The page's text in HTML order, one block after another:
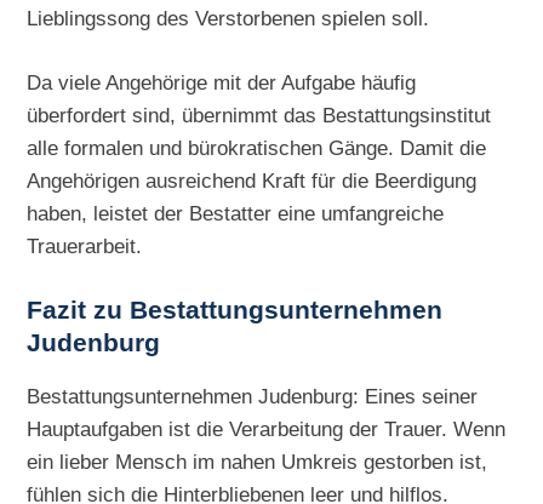
Lieblingssong des Verstorbenen spielen soll.
Da viele Angehörige mit der Aufgabe häufig
überfordert sind, übernimmt das Bestattungsinstitut
alle formalen und bürokratischen Gänge. Damit die
Angehörigen ausreichend Kraft für die Beerdigung
haben, leistet der Bestatter eine umfangreiche
Trauerarbeit.
Fazit zu Bestattungsunternehmen
Judenburg
Bestattungsunternehmen Judenburg: Eines seiner
Hauptaufgaben ist die Verarbeitung der Trauer. Wenn
ein lieber Mensch im nahen Umkreis gestorben ist,
fühlen sich die Hinterbliebenen leer und hilflos.